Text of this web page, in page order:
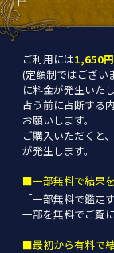
ご利用には1,650
(定額制ではござい
に料金が発生いた
占う前に占断する
お願いします。
ご購入いただくと
が発生します。
■一部無料で結果
「一部無料で鑑定
一部を無料でご覧に
■最初から有料で